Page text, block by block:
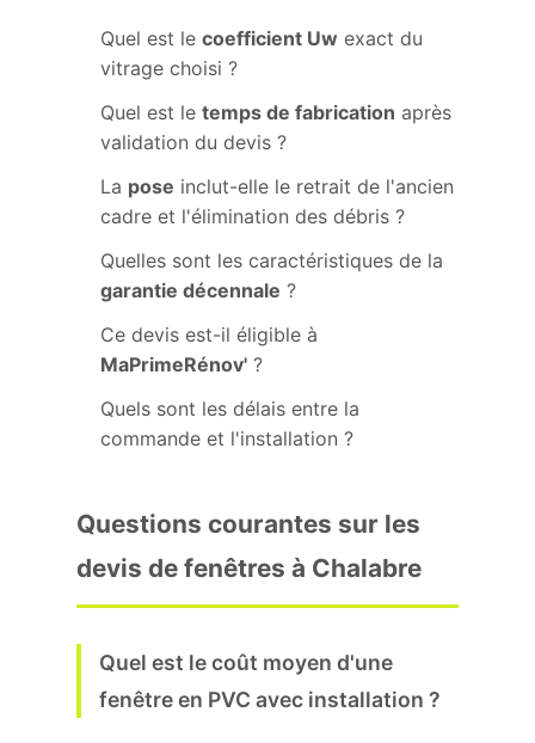
Quel est le coefficient Uw exact du
vitrage choisi ?
Quel est le temps de fabrication après
validation du devis ?
La pose inclut-elle le retrait de l'ancien
cadre et l'élimination des débris ?
Quelles sont les caractéristiques de la
garantie décennale ?
Ce devis est-il éligible à
MaPrimeRénov' ?
Quels sont les délais entre la
commande et l'installation ?
Questions courantes sur les
devis de fenêtres à Chalabre
Quel est le coût moyen d'une
fenêtre en PVC avec installation ?